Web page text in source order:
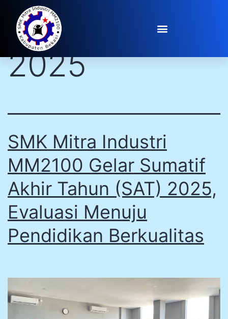
Day:
June 6,
2025
SMK Mitra Industri
MM2100 Gelar Sumatif
Akhir Tahun (SAT) 2025,
Evaluasi Menuju
Pendidikan Berkualitas